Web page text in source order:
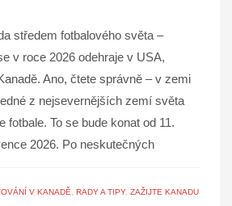
středem fotbalového světa –
v roce 2026 odehraje v USA,
Ano, čtete správně – v zemi
z nejsevernějších zemí světa
fotbale. To se bude konat od 11.
2026. Po neskutečných
V KANADĚ, RADY A TIPY, ZAŽIJTE KANADU